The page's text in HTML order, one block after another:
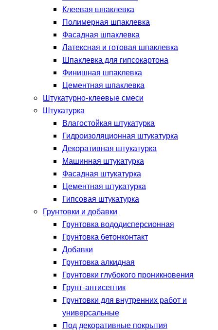
Клеевая шпаклевка
Полимерная шпаклевка
Фасадная шпаклевка
Латексная и готовая шпаклевка
Шпаклевка для гипсокартона
Финишная шпаклевка
Цементная шпаклевка
Штукатурно-клеевые смеси
Штукатурка
Влагостойкая штукатурка
Гидроизоляционная штукатурка
Декоративная штукатурка
Машинная штукатурка
Фасадная штукатурка
Цементная штукатурка
Гипсовая штукатурка
Грунтовки и добавки
Грунтовка вододисперсионная
Грунтовка бетонконтакт
Добавки
Грунтовка алкидная
Грунтовки глубокого проникновения
Грунт-антисептик
Грунтовки для внутренних работ и
универсальные
Под декоративные покрытия